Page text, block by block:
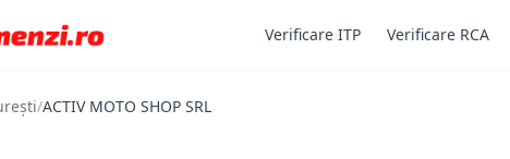
Verificare ITP Verificare RCA
/ACTIV MOTO SHOP SRL